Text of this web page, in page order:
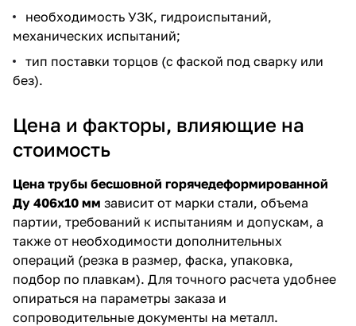
необходимость УЗК, гидроиспытаний,
механических испытаний;
тип поставки торцов (с фаской под сварку или
без).
Цена и факторы, влияющие на
стоимость
Цена трубы бесшовной горячедеформированной
Ду 406х10 мм зависит от марки стали, объема
партии, требований к испытаниям и допускам, а
также от необходимости дополнительных
операций (резка в размер, фаска, упаковка,
подбор по плавкам). Для точного расчета удобнее
опираться на параметры заказа и
сопроводительные документы на металл.